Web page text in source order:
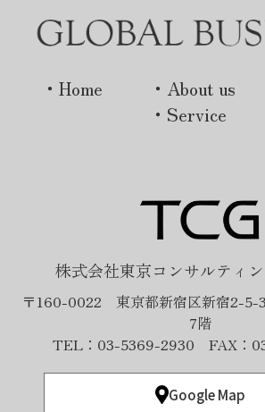
・Home
・About us
・Service
株式会社東京コンサルティ
〒160-0022 東京都新宿区新宿2-5-
7階
TEL：03-5369-2930 FAX：
Google Map